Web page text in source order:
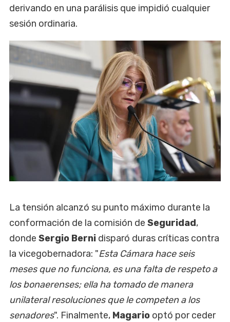
derivando en una parálisis que impidió cualquier
sesión ordinaria.
La tensión alcanzó su punto máximo durante la
conformación de la comisión de Seguridad,
donde Sergio Berni disparó duras críticas contra
la vicegobernadora: "Esta Cámara hace seis
meses que no funciona, es una falta de respeto a
los bonaerenses; ella ha tomado de manera
unilateral resoluciones que le competen a los
senadores". Finalmente, Magario optó por ceder